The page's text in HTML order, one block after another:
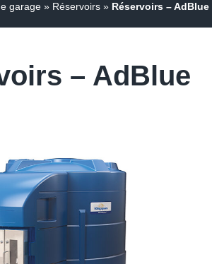
garage » Réservoirs » Réservoirs – AdBlue
– AdBlue